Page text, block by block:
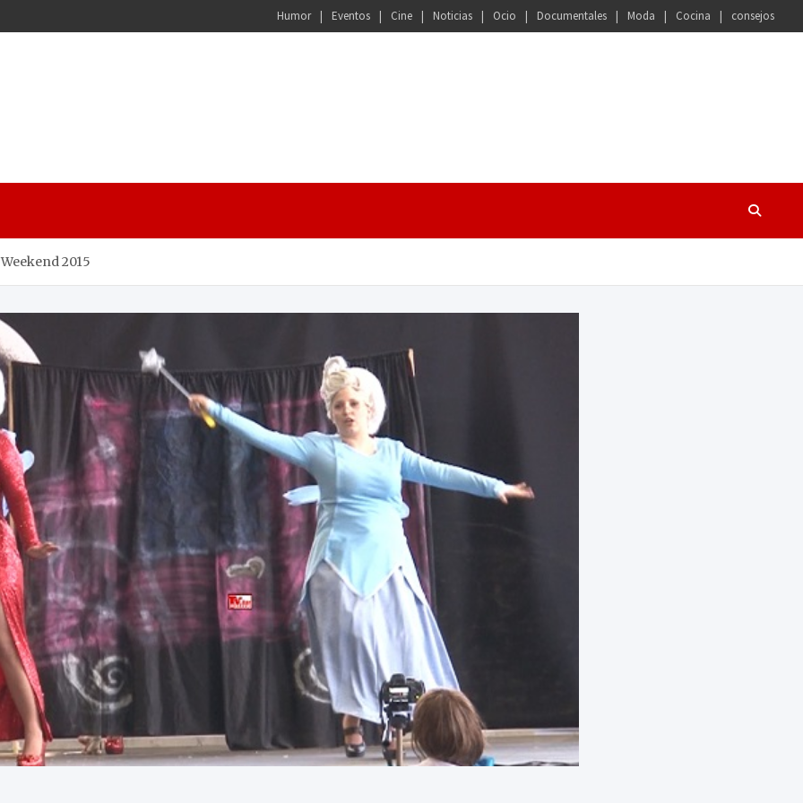
Humor Eventos Cine Noticias Ocio Documentales Moda Cocina consejos
2015